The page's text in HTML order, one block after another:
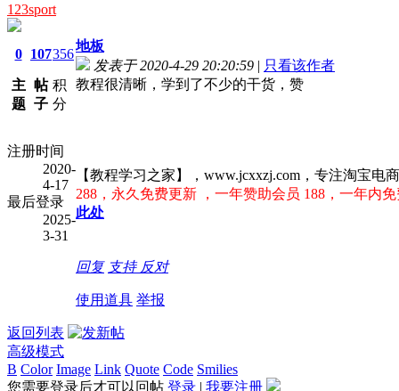
123sport
0
主
题
107
帖
子
356
积
分
注册时间
2020-
4-17
最后登录
2025-
3-31
地板
发表于 2020-4-29 20:20:59 | 只看该作者
教程很清晰，学到了不少的干货，赞
【教程学习之家】，www.jcxxzj.com，专注淘宝
288，永久免费更新 ，一年赞助会员 188，一年内
此处
回复 支持 反对
使用道具 举报
返回列表
高级模式
B Color Image Link Quote Code Smilies
您需要登录后才可以回帖 登录 | 我要注册